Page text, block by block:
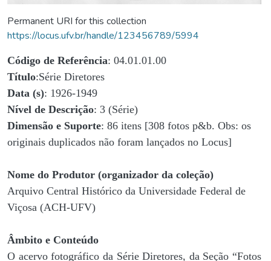
Permanent URI for this collection
https://locus.ufv.br/handle/123456789/5994
Código de Referência: 04.01.01.00
Título:Série Diretores
Data (s): 1926-1949
Nível de Descrição: 3 (Série)
Dimensão e Suporte: 86 itens [308 fotos p&b. Obs: os
originais duplicados não foram lançados no Locus]
Nome do Produtor (organizador da coleção)
Arquivo Central Histórico da Universidade Federal de
Viçosa (ACH-UFV)
Âmbito e Conteúdo
O acervo fotográfico da Série Diretores, da Seção “Fotos